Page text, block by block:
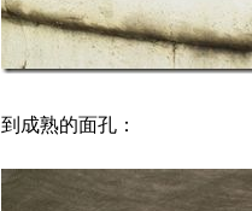
到成熟的面孔：